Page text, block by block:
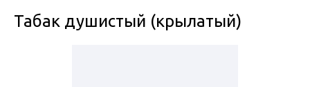
Табак душистый (крылатый)